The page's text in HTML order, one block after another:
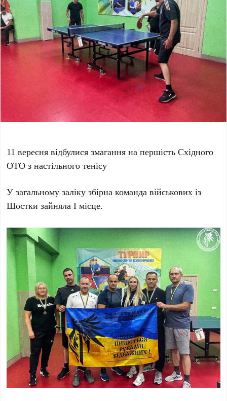
11 вересня відбулися змагання на першість Східного
ОТО з настільного тенісу
У загальному заліку збірна команда військових із
Шостки зайняла І місце.